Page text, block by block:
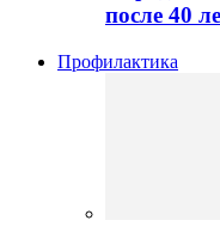
после 40
Профилактика